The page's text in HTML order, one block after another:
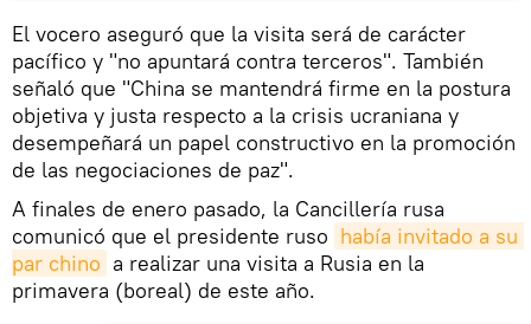
El vocero aseguró que la visita será de carácter
pacífico y "no apuntará contra terceros". También
señaló que "China se mantendrá firme en la postura
objetiva y justa respecto a la crisis ucraniana y
desempeñará un papel constructivo en la promoción
de las negociaciones de paz".
A finales de enero pasado, la Cancillería rusa
comunicó que el presidente ruso había invitado a su
par chino a realizar una visita a Rusia en la
primavera (boreal) de este año.